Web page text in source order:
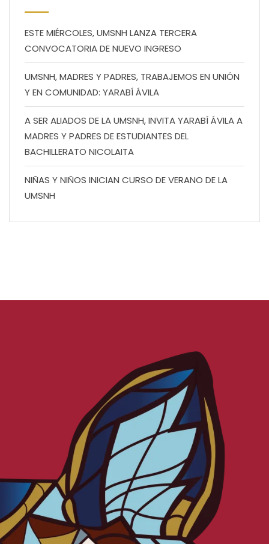
ESTE MIÉRCOLES, UMSNH LANZA TERCERA
CONVOCATORIA DE NUEVO INGRESO
UMSNH, MADRES Y PADRES, TRABAJEMOS EN UNIÓN
Y EN COMUNIDAD: YARABÍ ÁVILA
A SER ALIADOS DE LA UMSNH, INVITA YARABÍ ÁVILA A
MADRES Y PADRES DE ESTUDIANTES DEL
BACHILLERATO NICOLAITA
NIÑAS Y NIÑOS INICIAN CURSO DE VERANO DE LA
UMSNH